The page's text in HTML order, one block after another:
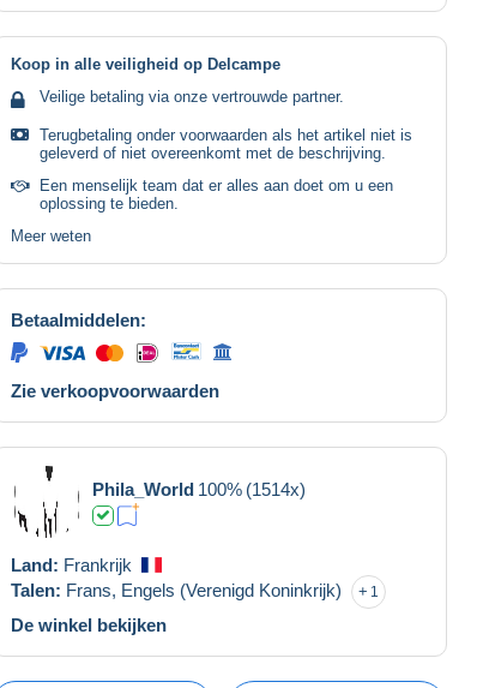
Koop in alle veiligheid op Delcampe
Veilige betaling via onze vertrouwde partner.
Terugbetaling onder voorwaarden als het artikel niet is
geleverd of niet overeenkomt met de beschrijving.
Een menselijk team dat er alles aan doet om u een
oplossing te bieden.
Meer weten
Betaalmiddelen:
Zie verkoopvoorwaarden
Phila_World 100% (1514x)
Land: Frankrijk
Talen: Frans, Engels (Verenigd Koninkrijk) 1
De winkel bekijken